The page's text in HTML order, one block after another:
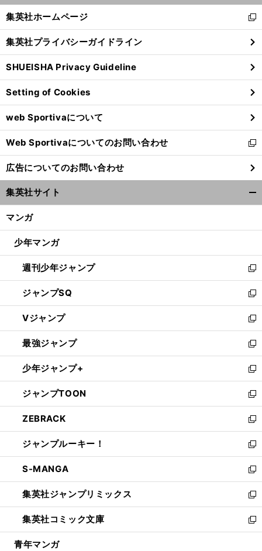
閉
る
集英社ホームページ
新
し
い
ウ
ィ
ン
ド
ウ
で
開
く
集英社プライバシーガイドライン
SHUEISHA Privacy Guideline
Setting of Cookies
web Sportivaについて
Web Sportivaについてのお問い合わせ
新
し
い
ウ
ィ
ン
ウ
開
く
広告についてのお問い合わせ
集英社サイト
マンガ
少年マンガ
週刊少年ジャンプ
新
し
い
ウ
ィ
ン
ド
ウ
で
開
く
ジャンプSQ
新
し
い
ウ
ィ
ン
ド
ウ
で
開
く
Vジャンプ
新
し
い
ウ
ィ
ン
ド
ウ
で
開
く
最強ジャンプ
新
し
い
ウ
ィ
ン
ド
ウ
で
開
く
少年ジャンプ+
新
し
い
ウ
ィ
ン
ド
ウ
で
開
く
ジャンプTOON
新
し
い
ウ
ィ
ン
ド
ウ
で
開
く
ZEBRACK
新
し
い
ウ
ィ
ン
ド
ウ
で
開
ジャンプルーキー！
新
し
い
ウ
ィ
ン
ド
ウ
S-MANGA
新
し
い
ウ
ィ
ン
集英社ジャンプリミックス
新
し
い
ウ
集英社コミック文庫
新
し
青年マンガ